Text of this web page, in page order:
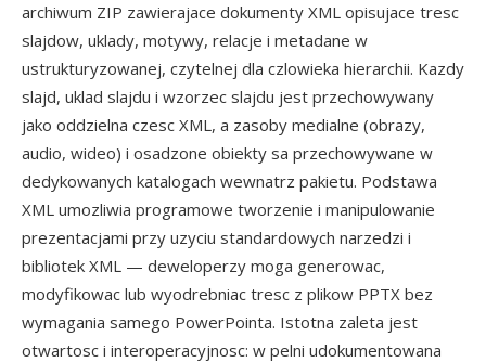
archiwum ZIP zawierajace dokumenty XML opisujace tresc
slajdow, uklady, motywy, relacje i metadane w
ustrukturyzowanej, czytelnej dla czlowieka hierarchii. Kazdy
slajd, uklad slajdu i wzorzec slajdu jest przechowywany
jako oddzielna czesc XML, a zasoby medialne (obrazy,
audio, wideo) i osadzone obiekty sa przechowywane w
dedykowanych katalogach wewnatrz pakietu. Podstawa
XML umozliwia programowe tworzenie i manipulowanie
prezentacjami przy uzyciu standardowych narzedzi i
bibliotek XML — deweloperzy moga generowac,
modyfikowac lub wyodrebniac tresc z plikow PPTX bez
wymagania samego PowerPointa. Istotna zaleta jest
otwartosc i interoperacyjnosc: w pelni udokumentowana